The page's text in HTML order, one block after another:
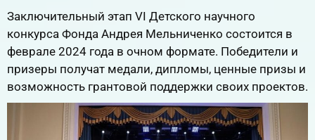
Заключительный этап VI Детского научного
конкурса Фонда Андрея Мельниченко состоится в
феврале 2024 года в очном формате. Победители и
призеры получат медали, дипломы, ценные призы и
возможность грантовой поддержки своих проектов.